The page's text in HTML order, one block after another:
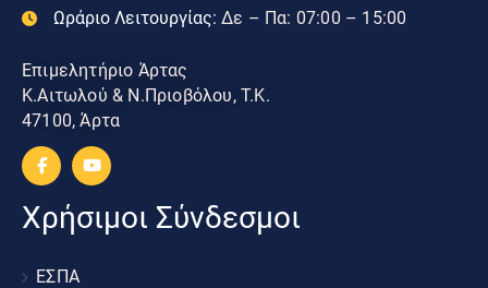
Ωράριο Λειτουργίας: Δε – Πα: 07:00 – 15:00
Επιμελητήριο Άρτας
Κ.Αιτωλού & Ν.Πριοβόλου, Τ.Κ.
47100, Άρτα
Χρήσιμοι Σύνδεσμοι
ΕΣΠΑ